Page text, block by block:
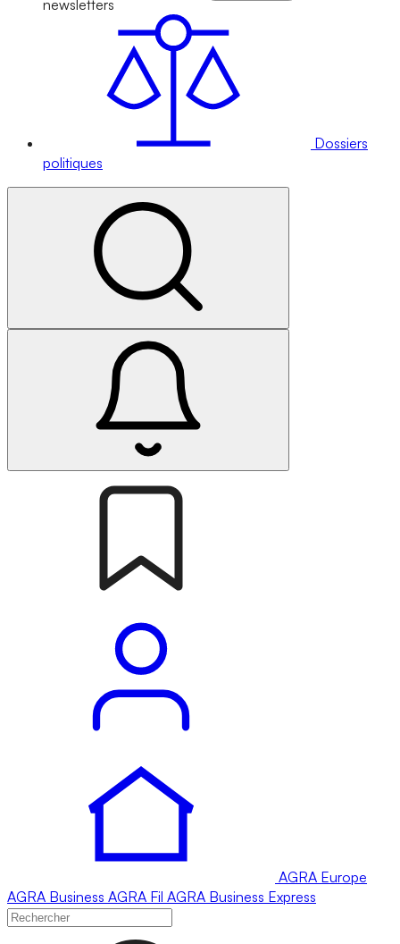
newsletters
Dossiers
politiques
AGRA Europe
AGRA Business AGRA Fil AGRA Business Express